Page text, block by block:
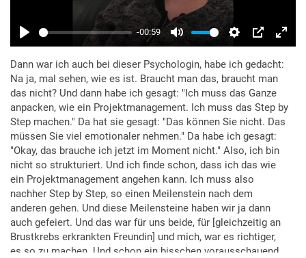
Dann war ich auch bei dieser Psychologin, habe ich gedacht:
Na ja, mal sehen, wie es ist. Braucht man das, braucht man
das nicht? Und dann habe ich gesagt: "Ich muss das Ganze
anpacken, wie ein Projektmanagement. Ich muss das Step by
Step machen." Da hat sie gesagt: "Das können Sie nicht. Das
müssen Sie viel emotionaler nehmen." Da habe ich gesagt:
"Okay, das brauche ich jetzt im Moment nicht." Also, ich bin
nicht so strukturiert. Und ich finde schon, dass ich das wie
ein Projektmanagement angehen kann. Ich muss also
nachher Step by Step, so einen Meilenstein nach dem
anderen gehen. Und diese Meilensteine haben wir ja dann
auch gefeiert. Und das war für uns beide, für [gleichzeitig an
Brustkrebs erkrankten Freundin] und mich, war es richtiger,
es so zu machen. Und schon ein bisschen vorausschauend,